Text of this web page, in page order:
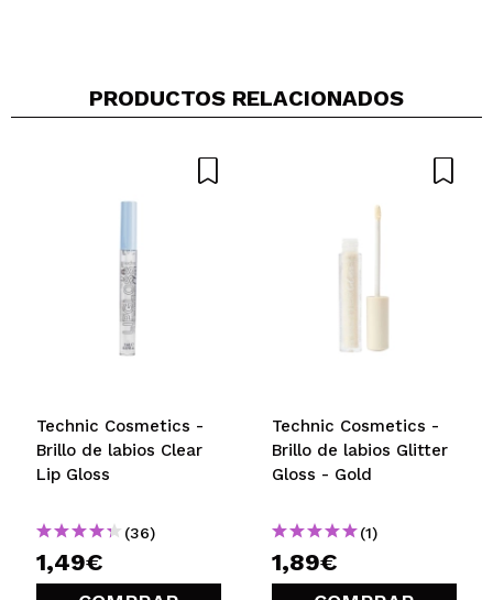
PRODUCTOS RELACIONADOS
Technic Cosmetics -
Brillo de labios Clear
Lip Gloss
(36)
1,49€
Technic Cosmetics -
Brillo de labios Glitter
Gloss - Gold
(1)
1,89€